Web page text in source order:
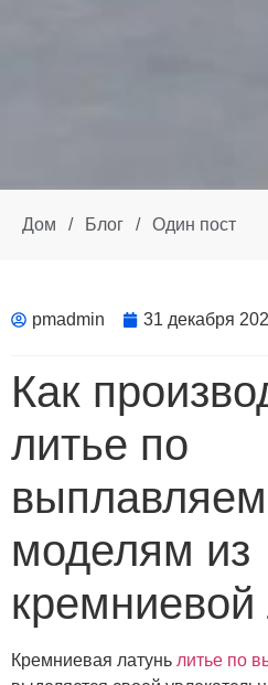
Дом / Блог / Один пост
pmadmin 31 декабря
Как
литье по
моделям из
кремниевой
Кремниевая латунь литье по